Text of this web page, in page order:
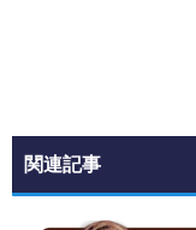
関連記事